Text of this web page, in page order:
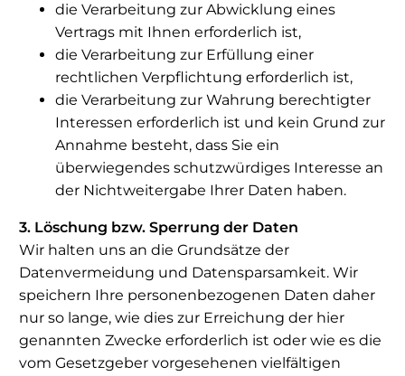
die Verarbeitung zur Abwicklung eines
Vertrags mit Ihnen erforderlich ist,
die Verarbeitung zur Erfüllung einer
rechtlichen Verpflichtung erforderlich ist,
die Verarbeitung zur Wahrung berechtigter
Interessen erforderlich ist und kein Grund zur
Annahme besteht, dass Sie ein
überwiegendes schutzwürdiges Interesse an
der Nichtweitergabe Ihrer Daten haben.
3. Löschung bzw. Sperrung der Daten
Wir halten uns an die Grundsätze der
Datenvermeidung und Datensparsamkeit. Wir
speichern Ihre personenbezogenen Daten daher
nur so lange, wie dies zur Erreichung der hier
genannten Zwecke erforderlich ist oder wie es die
vom Gesetzgeber vorgesehenen vielfältigen